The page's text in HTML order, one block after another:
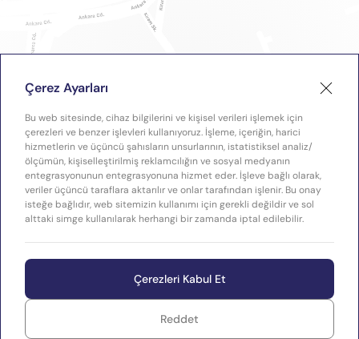
Copyright © 2026 Plastimak
Çerez Ayarları
Bu web sitesinde, cihaz bilgilerini ve kişisel verileri işlemek için
çerezleri ve benzer işlevleri kullanıyoruz. İşleme, içeriğin, harici
hizmetlerin ve üçüncü şahısların unsurlarının, istatistiksel analiz/
ölçümün, kişiselleştirilmiş reklamcılığın ve sosyal medyanın
entegrasyonunun entegrasyonuna hizmet eder. İşleve bağlı olarak,
veriler üçüncü taraflara aktarılır ve onlar tarafından işlenir. Bu onay
isteğe bağlıdır, web sitemizin kullanımı için gerekli değildir ve sol
alttaki simge kullanılarak herhangi bir zamanda iptal edilebilir.
Çerezleri Kabul Et
Reddet